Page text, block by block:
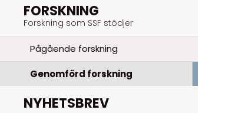
FORSKNING
Forskning som SSF stödjer
Pågående forskning
Genomförd forskning
NYHETSBREV